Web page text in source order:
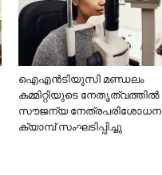
ഐഎൻടിയുസി മണ്ഡലം
കമ്മിറ്റിയുടെ നേതൃത്വത്തിൽ
സൗജന്യ നേത്രപരിശോധന
ക്യാമ്പ് സംഘടിപ്പിച്ചു